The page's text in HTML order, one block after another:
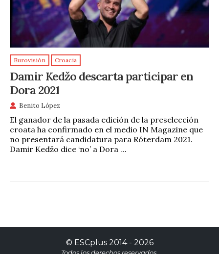
Eurovisión Croacia
Damir Kedžo descarta participar en
Dora 2021
Benito López
El ganador de la pasada edición de la preselección
croata ha confirmado en el medio IN Magazine que
no presentará candidatura para Róterdam 2021.
Damir Kedžo dice ‘no’ a Dora …
© ESCplus2014 - 2026